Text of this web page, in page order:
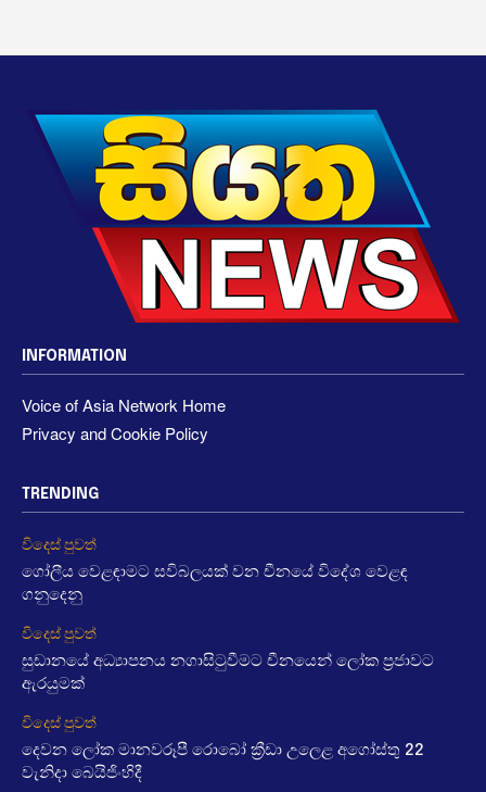
INFORMATION
Voice of Asia Network Home
Privacy and Cookie Policy
TRENDING
විදෙස් පුවත්
ගෝලීය වෙළඳාමට සවිබලයක් වන චීනයේ විදේශ වෙළඳ
ගනුදෙනු
විදෙස් පුවත්
සුඩානයේ අධ්‍යාපනය නගාසිටුවීමට චීනයෙන් ලෝක ප්‍රජාවට
ඇරයුමක්
විදෙස් පුවත්
දෙවන ලෝක මානවරූපී රොබෝ ක්‍රීඩා උලෙළ අගෝස්තු 22
වැනිදා බෙයිජිංහිදී